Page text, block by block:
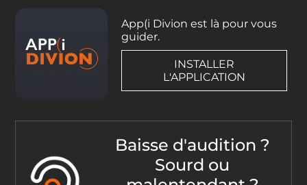
App(i Divion est là pour vous
guider.
INSTALLER
L'APPLICATION
Baisse d'audition ?
Sourd ou